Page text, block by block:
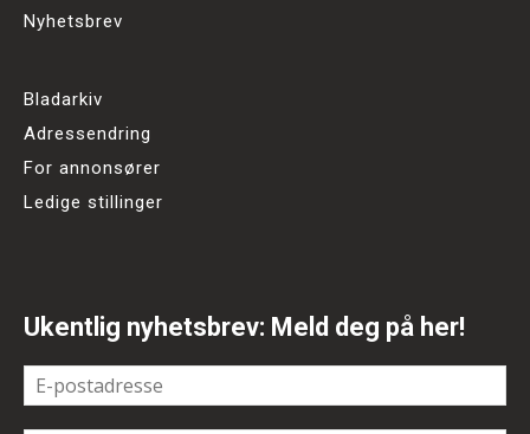
Nyhetsbrev
Bladarkiv
Adressendring
For annonsører
Ledige stillinger
Ukentlig nyhetsbrev: Meld deg på her!